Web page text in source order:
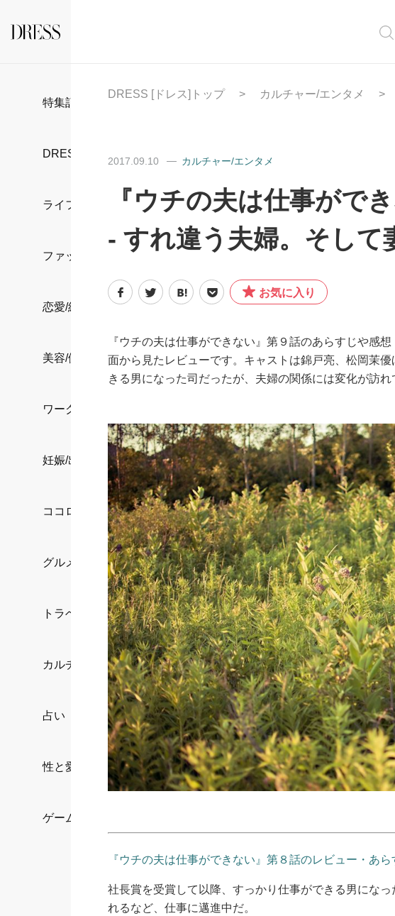
特集記事
DRESS部活
ライフスタイル
ファッション
恋愛/結婚/離婚
美容/健康
ワークスタイル
妊娠/出産/家族
ココロ/カラダ
グルメ
トラベル
カルチャー/エンタメ
占い
性と愛
ゲーム
DRESS [ドレス]トップ カルチャー/エンタメ
2017.09.10 カルチャー/エンタメ
『ウチの夫は仕事がで
- すれ違う夫婦。そして
お気に入り
『ウチの夫は仕事ができない』第９話のあらすじや感
面から見たレビューです。キャストは錦戸亮、松岡茉
きる男になった司だったが、夫婦の関係には変化が訪れ
『ウチの夫は仕事ができない』第８話のレビュー・あら
社長賞を受賞して以降、すっかり仕事ができる男にな
れるなど、仕事に邁進中だ。